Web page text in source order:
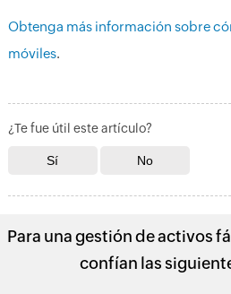
Obtenga más información sobre
móviles.
¿Te fue útil este artículo?
Para una gestión de activos
confían las